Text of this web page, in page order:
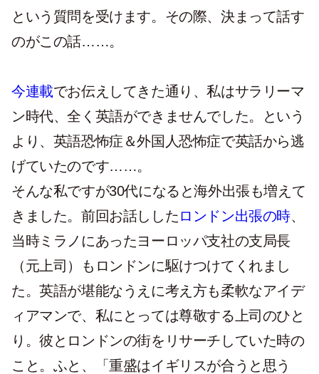
という質問を受けます。その際、決まって話す
のがこの話……。
今連載でお伝えしてきた通り、私はサラリーマ
ン時代、全く英語ができませんでした。という
より、英語恐怖症＆外国人恐怖症で英話から逃
げていたのです……。
そんな私ですが30代になると海外出張も増えて
きました。前回お話ししたロンドン出張の時、
当時ミラノにあったヨーロッパ支社の支局長
（元上司）もロンドンに駆けつけてくれまし
た。英語が堪能なうえに考え方も柔軟なアイデ
ィアマンで、私にとっては尊敬する上司のひと
り。彼とロンドンの街をリサーチしていた時の
こと。ふと、「重盛はイギリスが合うと思う